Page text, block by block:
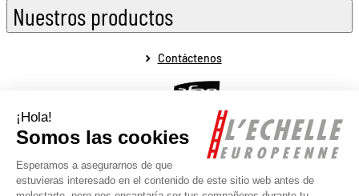
Nuestros productos
Contáctenos